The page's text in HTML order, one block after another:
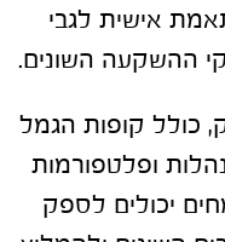
אישית לגבי
ההשקעה השונים.
כולל קופות הגמל
ופלטפורמות
יכולים לספק